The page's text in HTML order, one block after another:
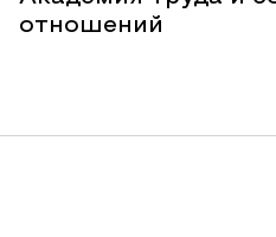
отношений